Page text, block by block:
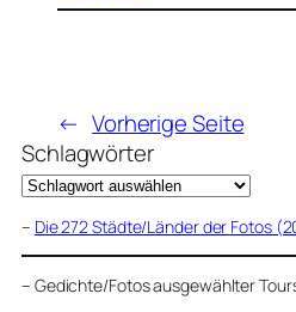
← Vorherige Seite
Schlagwörter
– Die 272 Städte/Länder der Fotos
– Gedichte/Fotos ausgewählter